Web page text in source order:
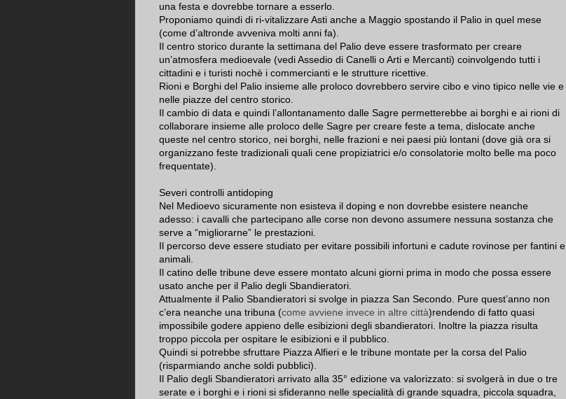
una festa e dovrebbe tornare a esserlo.
Proponiamo quindi di ri-vitalizzare Asti anche a Maggio spostando il Palio in quel mese
(come d’altronde avveniva molti anni fa).
Il centro storico durante la settimana del Palio deve essere trasformato per creare
un’atmosfera medioevale (vedi Assedio di Canelli o Arti e Mercanti) coinvolgendo tutti i
cittadini e i turisti nochè i commercianti e le strutture ricettive.
Rioni e Borghi del Palio insieme alle proloco dovrebbero servire cibo e vino tipico nelle vie e
nelle piazze del centro storico.
Il cambio di data e quindi l’allontanamento dalle Sagre permetterebbe ai borghi e ai rioni di
collaborare insieme alle proloco delle Sagre per creare feste a tema, dislocate anche
queste nel centro storico, nei borghi, nelle frazioni e nei paesi più lontani (dove già ora si
organizzano feste tradizionali quali cene propiziatrici e/o consolatorie molto belle ma poco
frequentate).
Severi controlli antidoping
Nel Medioevo sicuramente non esisteva il doping e non dovrebbe esistere neanche
adesso: i cavalli che partecipano alle corse non devono assumere nessuna sostanza che
serve a “migliorarne” le prestazioni.
Il percorso deve essere studiato per evitare possibili infortuni e cadute rovinose per fantini e
animali.
Il catino delle tribune deve essere montato alcuni giorni prima in modo che possa essere
usato anche per il Palio degli Sbandieratori.
Attualmente il Palio Sbandieratori si svolge in piazza San Secondo. Pure quest’anno non
c’era neanche una tribuna (come avviene invece in altre città)rendendo di fatto quasi
impossibile godere appieno delle esibizioni degli sbandieratori. Inoltre la piazza risulta
troppo piccola per ospitare le esibizioni e il pubblico.
Quindi si potrebbe sfruttare Piazza Alfieri e le tribune montate per la corsa del Palio
(risparmiando anche soldi pubblici).
Il Palio degli Sbandieratori arrivato alla 35° edizione va valorizzato: si svolgerà in due o tre
serate e i borghi e i rioni si sfideranno nelle specialità di grande squadra, piccola squadra,